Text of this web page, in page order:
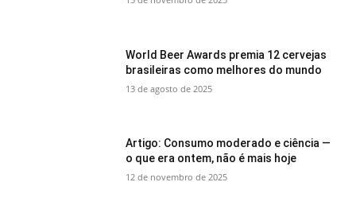
World Beer Awards premia 12 cervejas
brasileiras como melhores do mundo
13 de agosto de 2025
Artigo: Consumo moderado e ciência —
o que era ontem, não é mais hoje
12 de novembro de 2025